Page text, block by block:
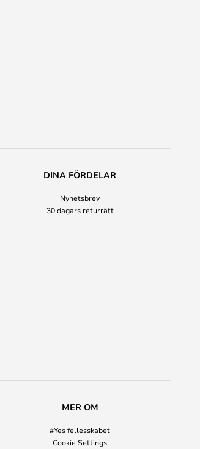
DINA FÖRDELAR
Nyhetsbrev
30 dagars returrätt
MER OM
#Yes fellesskabet
Cookie Settings